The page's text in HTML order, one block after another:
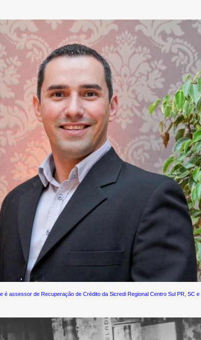
é assessor de Recuperação de Crédito da Sicredi Regional Centro Sul PR, SC e